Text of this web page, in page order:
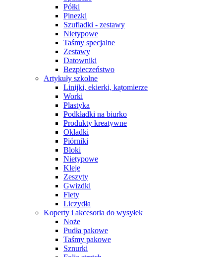
Półki
Pinezki
Szufladki - zestawy
Nietypowe
Taśmy specjalne
Zestawy
Datowniki
Bezpieczeństwo
Artykuły szkolne
Linijki, ekierki, kątomierze
Worki
Plastyka
Podkładki na biurko
Produkty kreatywne
Okładki
Piórniki
Bloki
Nietypowe
Kleje
Zeszyty
Gwizdki
Flety
Liczydła
Koperty i akcesoria do wysyłek
Noże
Pudła pakowe
Taśmy pakowe
Sznurki